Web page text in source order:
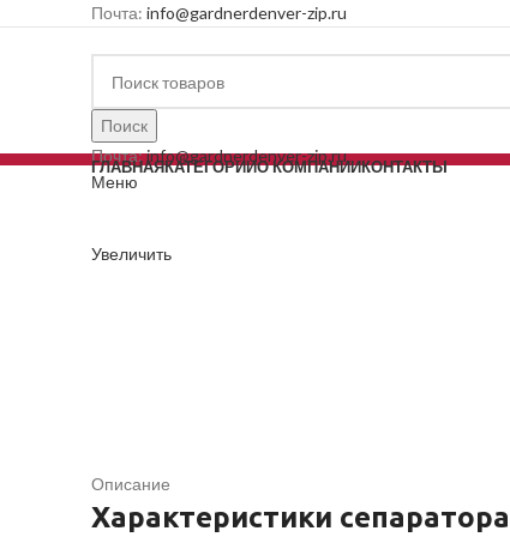
Почта: info@gardnerdenver-zip.ru
Поиск
Почта:info@gardnerdenver-zip.ru
Меню
ГЛАВНАЯКАТЕГОРИИО КОМПАНИИКОНТАКТЫ
Увеличить
Описание
Характеристики